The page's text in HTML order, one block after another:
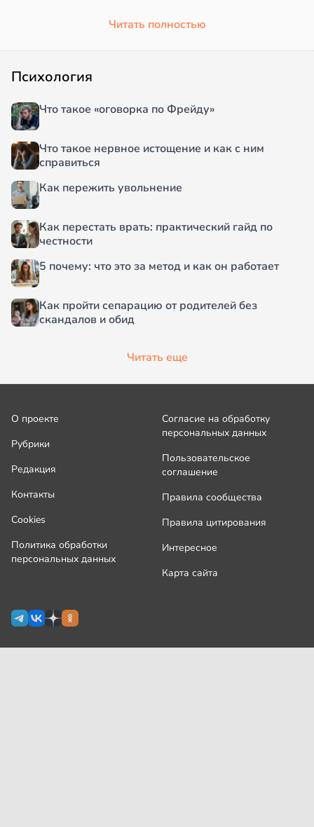
Читать полностью
Психология
Что такое «оговорка по Фрейду»
Что такое нервное истощение и как с ним
справиться
Как пережить увольнение
Как перестать врать: практический гайд по
честности
5 почему: что это за метод и как он работает
Как пройти сепарацию от родителей без
скандалов и обид
Читать еще
О проекте
Рубрики
Редакция
Контакты
Cookies
Политика обработки
персональных данных
Согласие на обработку
персональных данных
Пользовательское
соглашение
Правила сообщества
Правила цитирования
Интересное
Карта сайта